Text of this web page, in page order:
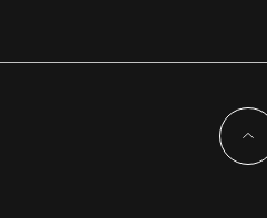
新型コロナウイルス対応
コーポレートガバナンス